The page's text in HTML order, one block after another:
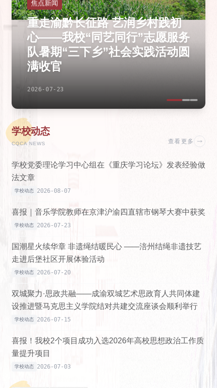
焦点新闻
踏寻红色足迹 践行青春使命｜
马克思主义学院“马小艺”理论宣
讲实践团开展“三下乡”社会实践
活动
2026-07-22
学校动态
CQCA NEWS 查看更多
学校党委理论学习中心组在《重庆学习论坛》发表经验做
法文章
学校动态 2026-08-07
喜报｜音乐学院教师在京津沪渝四直辖市钢琴大赛中获奖
学校动态 2026-07-23
国潮星火续华章 非遗绳结暖民心 ——涪州结绳非遗技艺
走进后堡社区开展体验活动
学校动态 2026-07-20
双城聚力·思政共融——成渝双城艺术思政育人共同体建
设推进暨马克思主义学院结对共建交流座谈会顺利举行
学校动态 2026-07-15
喜报！我校2个项目成功入选2026年高校思想政治工作质
量提升项目
学校动态 2026-07-03